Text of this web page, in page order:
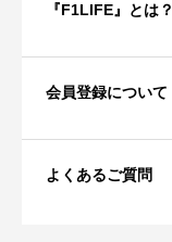
『F1LIFE』とは？
会員登録について
よくあるご質問